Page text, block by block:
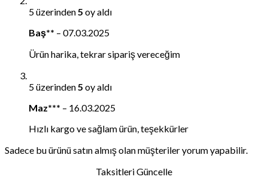
5 üzerinden5 oy aldı
Baş** – 07.03.2025
Ürün harika, tekrar sipariş vereceğim
5 üzerinden5 oy aldı
Maz*** – 16.03.2025
Hızlı kargo ve sağlam ürün, teşekkürler
Sadece bu ürünü satın almış olan müşteriler yorum yapabilir.
Taksitleri Güncelle